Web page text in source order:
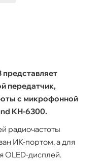
передатчик,
с микрофонной
KH-6300.
радиочастоты
ИК-портом, а для
OLED-дисплей.